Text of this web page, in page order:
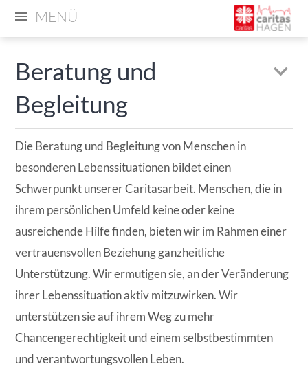
MENÜ
Beratung und
Begleitung
Die Beratung und Begleitung von Menschen in
besonderen Lebenssituationen bildet einen
Schwerpunkt unserer Caritasarbeit. Menschen, die in
ihrem persönlichen Umfeld keine oder keine
ausreichende Hilfe finden, bieten wir im Rahmen einer
vertrauensvollen Beziehung ganzheitliche
Unterstützung. Wir ermutigen sie, an der Veränderung
ihrer Lebenssituation aktiv mitzuwirken. Wir
unterstützen sie auf ihrem Weg zu mehr
Chancengerechtigkeit und einem selbstbestimmten
und verantwortungsvollen Leben.